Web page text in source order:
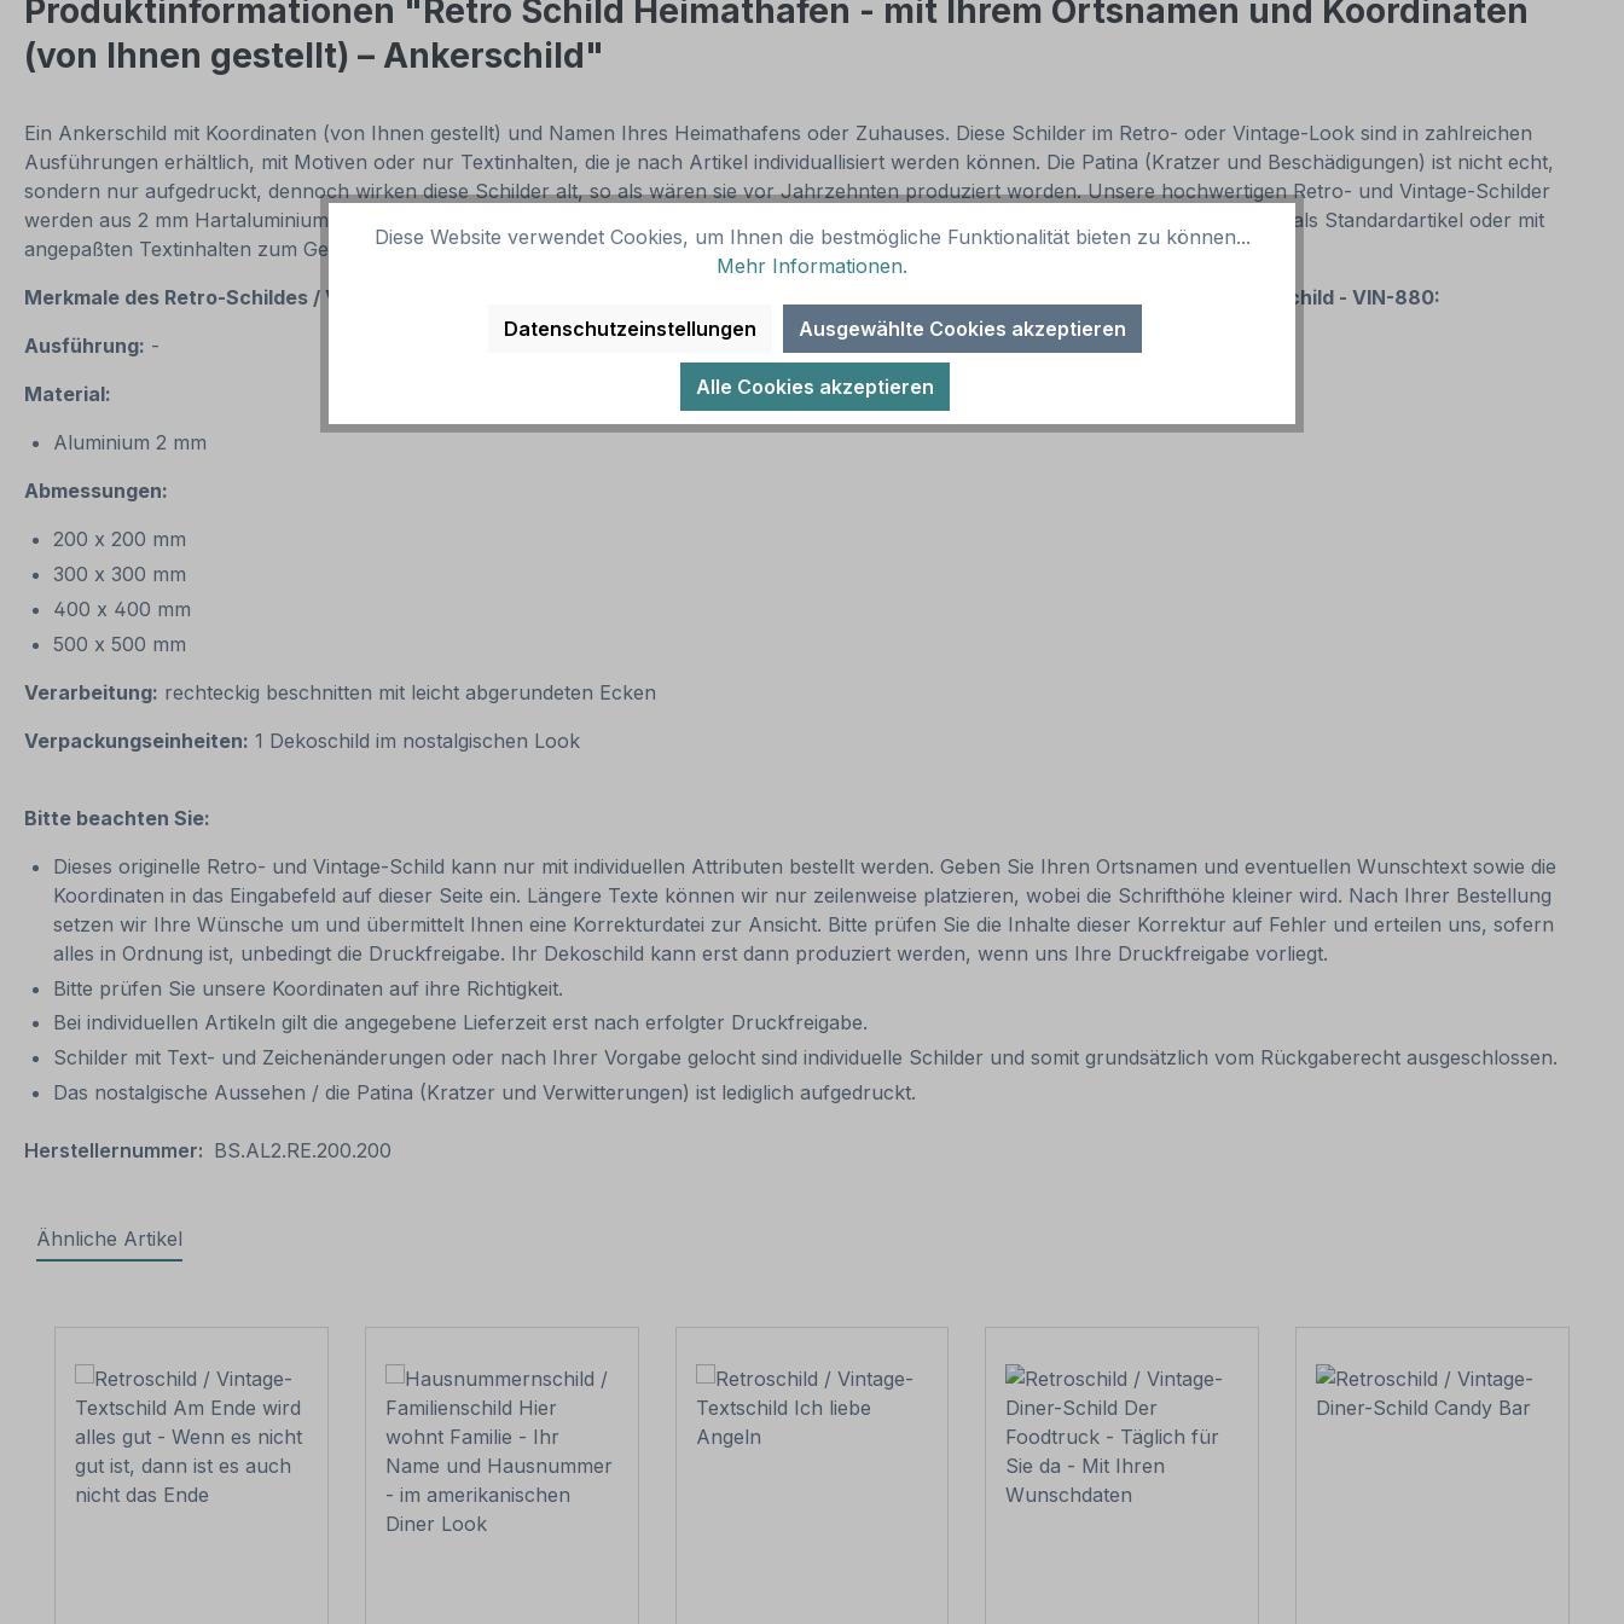
Produktinformationen "Retro Schild Heimathafen - mit Ihrem Ortsnamen und Koordinaten
(von Ihnen gestellt) – Ankerschild"
Ein Ankerschild mit Koordinaten (von Ihnen gestellt) und Namen Ihres Heimathafens oder Zuhauses. Diese Schilder im Retro- oder Vintage-Look sind in zahlreichen
Ausführungen erhältlich, mit Motiven oder nur Textinhalten, die je nach Artikel individuallisiert werden können. Die Patina (Kratzer und Beschädigungen) ist nicht echt,
sondern nur aufgedruckt, dennoch wirken diese Schilder alt, so als wären sie vor Jahrzehnten produziert worden. Unsere hochwertigen Retro- und Vintage-Schilder
werden aus 2 mm Hartaluminium gefertigt, sie sind wetterfest und in vielen Größen erhältlich. Verschenken Sie diese dekorativen Schilder als Standardartikel oder mit
angepaßten Textinhalten zum Geburtstag, zur Hochzeit, oder beschenken Sie sich selbst. Den Möglichkeiten sind kaum Grenzen gesetzt.
Merkmale des Retro-Schildes / Vintage-
– Ankerschild - VIN-880:
Ausführung: -
Material:
Aluminium 2 mm
Abmessungen:
200 x 200 mm
300 x 300 mm
400 x 400 mm
500 x 500 mm
Verarbeitung: rechteckig beschnitten mit leicht abgerundeten Ecken
Verpackungseinheiten: 1 Dekoschild im nostalgischen Look
Bitte beachten Sie:
Dieses originelle Retro- und Vintage-Schild kann nur mit individuellen Attributen bestellt werden. Geben Sie Ihren Ortsnamen und eventuellen Wunschtext sowie die
Koordinaten in das Eingabefeld auf dieser Seite ein. Längere Texte können wir nur zeilenweise platzieren, wobei die Schrifthöhe kleiner wird. Nach Ihrer Bestellung
setzen wir Ihre Wünsche um und übermittelt Ihnen eine Korrekturdatei zur Ansicht. Bitte prüfen Sie die Inhalte dieser Korrektur auf Fehler und erteilen uns, sofern
alles in Ordnung ist, unbedingt die Druckfreigabe. Ihr Dekoschild kann erst dann produziert werden, wenn uns Ihre Druckfreigabe vorliegt.
Bitte prüfen Sie unsere Koordinaten auf ihre Richtigkeit.
Bei individuellen Artikeln gilt die angegebene Lieferzeit erst nach erfolgter Druckfreigabe.
Schilder mit Text- und Zeichenänderungen oder nach Ihrer Vorgabe gelocht sind individuelle Schilder und somit grundsätzlich vom Rückgaberecht ausgeschlossen.
Das nostalgische Aussehen / die Patina (Kratzer und Verwitterungen) ist lediglich aufgedruckt.
Herstellernummer: BS.AL2.RE.200.200
Ähnliche Artikel
Diese Website verwendet Cookies, um Ihnen die bestmögliche Funktionalität bieten zu können...
Mehr Informationen.
Datenschutzeinstellungen Ausgewählte Cookies akzeptieren
Alle Cookies akzeptieren